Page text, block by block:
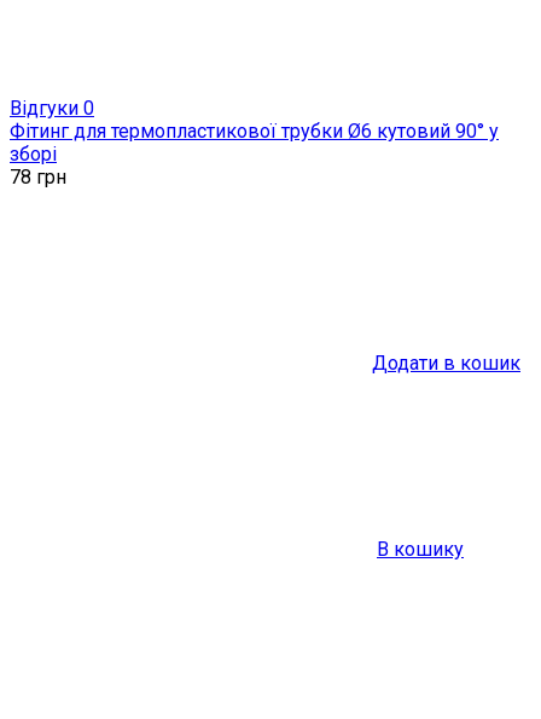
Відгуки 0
Фітинг для термопластикової трубки Ø6 кутовий 90° у
зборі
78 грн
Додати в кошик
В кошику